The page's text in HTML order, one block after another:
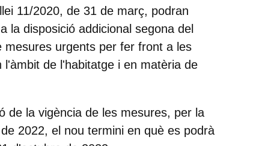
11/2020, de 31 de març, podran
la disposició addicional segona del
mesures urgents per fer front a les
de l'habitatge i en matèria de
de la vigència de les mesures, per la
2022, el nou termini en què es podrà